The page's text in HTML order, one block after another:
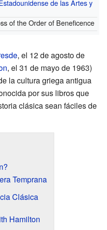
de las Artes y
of the Order of Beneficence
, el 12 de agosto de
, el 31 de mayo de 1963)
la cultura griega antigua
por sus libros que
clásica sean fáciles de
Temprana
Clásica
Hamilton